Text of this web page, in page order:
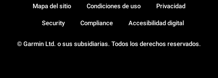
© Garmin Ltd. o sus subsidiarias. Todos los derechos reservados.
Mapa del sitio Condiciones de uso Privacidad
Security Compliance Accesibilidad digital